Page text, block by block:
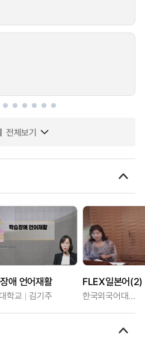
전체보기
애 언어재활
학교 김기주
FLEX일본어(2)
한국외국어대학교